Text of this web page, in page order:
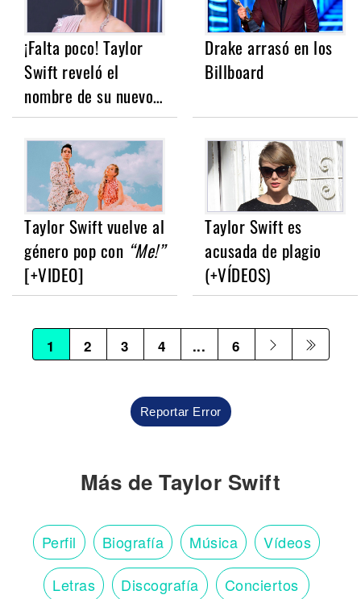
¡Falta poco! Taylor
Swift reveló el
nombre de su nuevo…
Drake arrasó en los
Billboard
Taylor Swift vuelve al
género pop con “Me!”
[+VIDEO]
Taylor Swift es
acusada de plagio
(+VÍDEOS)
1 2 3 4 ... 6
Reportar Error
Más de Taylor Swift
Perfil Biografía Música Vídeos
Letras Discografía Conciertos